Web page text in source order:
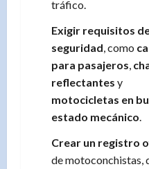
tráfico.
Exigir requisitos
seguridad , como
para pasajeros
reflectantes y
motocicletas en
estado mecánico
Crear un registro
de motoconchistas,